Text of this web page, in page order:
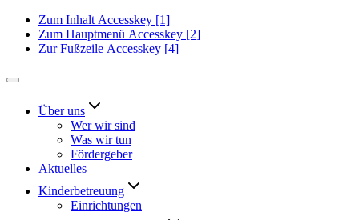
Zum Inhalt Accesskey [1]
Zum Hauptmenü Accesskey [2]
Zur Fußzeile Accesskey [4]
Über uns
Wer wir sind
Was wir tun
Fördergeber
Aktuelles
Kinderbetreuung
Einrichtungen